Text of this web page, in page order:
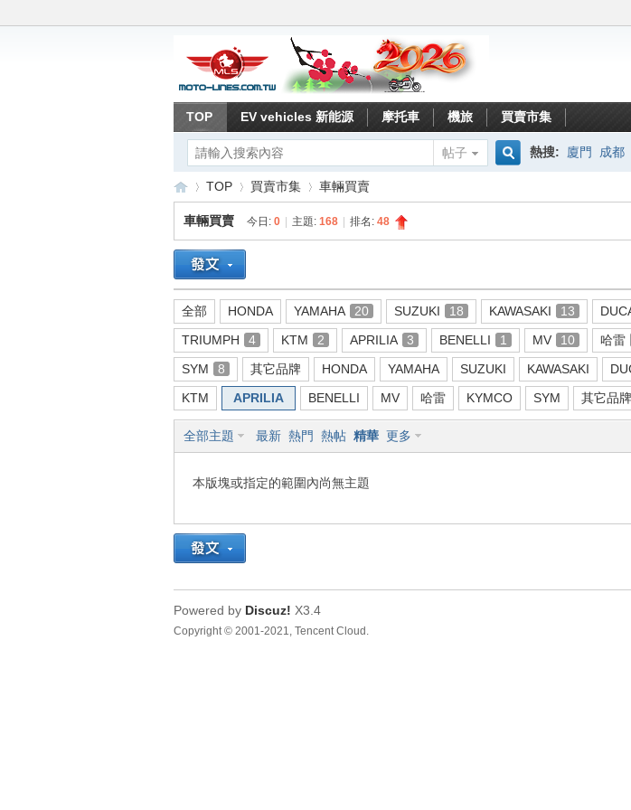
TOP EV vehicles 新能源 摩托車 機旅 買賣市集
帖子
熱搜: 廈門 成都
車
地
»
TOP 買賣市集 車輛買賣
車輛買賣 今日: 0 主題: 168 排名: 48
全部 HONDA YAMAHA 20 SUZUKI 18 KAWASAKI 13
TRIUMPH
4 KTM 2 APRILIA 3 BENELLI 1 MV 10 哈雷
SYM
8 其它品牌 HONDA YAMAHA SUZUKI KAWASAKI
KTM
APRILIA BENELLI MV 哈雷 KYMCO SYM 其它品牌
全部主題 最新 熱門 熱帖 精華 更多
本版塊或指定的範圍內尚無主題
Powered by Discuz! X3.4
Copyright © 2001-2021, Tencent Cloud.